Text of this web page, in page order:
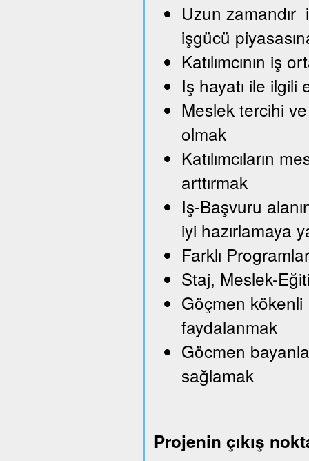
Uzun zamandır
işgücü
Katılımcının iş
Iş hayatı ile
Meslek tercihi
olmak
Katılımcıların
arttırmak
Iş-Başvuru
iyi hazırlamaya
Farklı
Staj, Meslek-
Göçmen kökenli
faydalanmak
Göcmen
sağlamak
Projenin çıkış